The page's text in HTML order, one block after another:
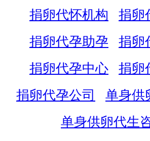
捐卵代怀机构
捐卵
捐卵代孕助孕
捐卵
捐卵代孕中心
捐卵
捐卵代孕公司
单身供
单身供卵代生